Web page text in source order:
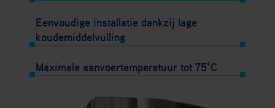
Eenvoudige installatie dankzij lage
koudemiddelvulling
Maximale aanvoertemperatuur tot 75°C